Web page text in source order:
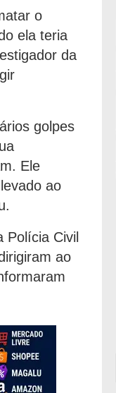
o
ela teria
da
golpes
Ele
ao
Civil
ao